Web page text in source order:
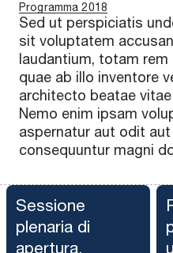
Programma 2018
Sed ut perspiciatis
sit voluptatem
laudantium, totam
quae ab illo inventore
architecto beatae
Nemo enim ipsam
aspernatur aut odit
consequuntur magni
Sessione
plenaria di
apertura.